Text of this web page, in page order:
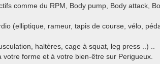
comme du RPM, Body pump, Body attack,
(elliptique, rameur, tapis de course, vélo,
haltères, cage à squat, leg press ..) ..
forme et à votre bien-être sur Perigueux.